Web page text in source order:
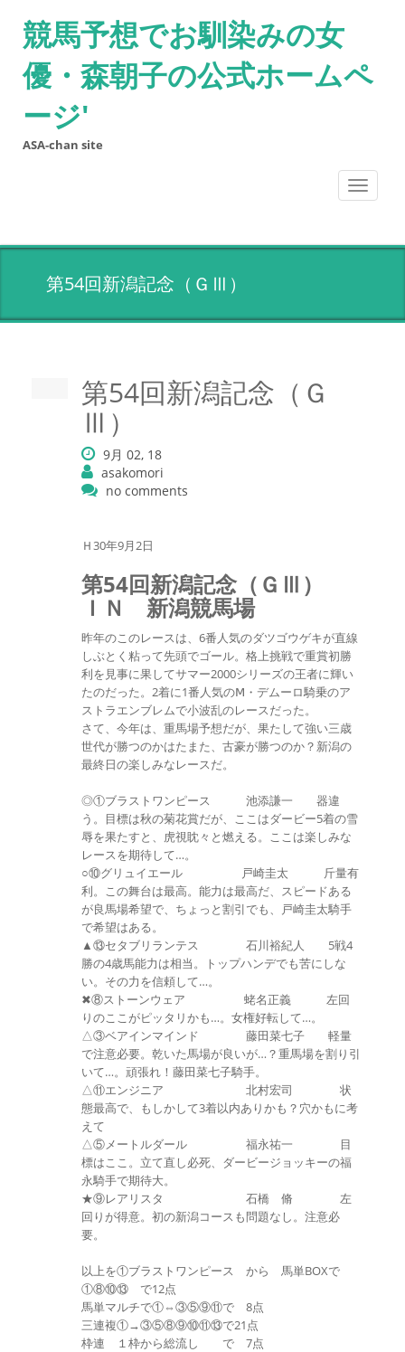
競馬予想でお馴染みの女
優・森朝子の公式ホームペ
ージ'
ASA-chan site
Toggle
第54回新潟記念（ＧⅢ）
第54回新潟記念（Ｇ
Ⅲ）
9月 02, 18
asakomori
no comments
Ｈ30年9月2日
第54回新潟記念（ＧⅢ）
ＩＮ 新潟競馬場
昨年のこのレースは、6番人気のダツゴウゲキが直線
しぶとく粘って先頭でゴール。格上挑戦で重賞初勝
利を見事に果してサマー2000シリーズの王者に輝い
たのだった。2着に1番人気のⅯ・デムーロ騎乗のア
ストラエンブレムで小波乱のレースだった。
さて、今年は、重馬場予想だが、果たして強い三歳
世代が勝つのかはたまた、古豪が勝つのか？新潟の
最終日の楽しみなレースだ。
◎①ブラストワンピース 池添謙一 器違
う。目標は秋の菊花賞だが、ここはダービー5着の雪
辱を果たすと、虎視眈々と燃える。ここは楽しみな
レースを期待して…。
○⑩グリュイエール 戸崎圭太 斤量有
利。この舞台は最高。能力は最高だ、スピードある
が良馬場希望で、ちょっと割引でも、戸崎圭太騎手
で希望はある。
▲⑬セタブリランテス 石川裕紀人 5戦4
勝の4歳馬能力は相当。トップハンデでも苦にしな
い。その力を信頼して…。
✖⑧ストーンウェア 蛯名正義 左回
りのここがピッタリかも…。女権好転して…。
△③ベアインマインド 藤田菜七子 軽量
で注意必要。乾いた馬場が良いが…？重馬場を割り引
いて…。頑張れ！藤田菜七子騎手。
△⑪エンジニア 北村宏司 状
態最高で、もしかして3着以内ありかも？穴かもに考
えて
△⑤メートルダール 福永祐一 目
標はここ。立て直し必死、ダービージョッキーの福
永騎手で期待大。
★⑨レアリスタ 石橋 脩 左
回りが得意。初の新潟コースも問題なし。注意必
要。
以上を①ブラストワンピース から 馬単BOXで
①⑧⑩⑬ で12点
馬単マルチで①⇔③⑤⑨⑪で 8点
三連複①→③⑤⑧⑨⑩⑪⑬で21点
枠連 １枠から総流し で 7点